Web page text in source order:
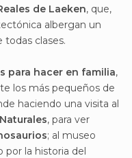
de Laeken, que,
albergan un
clases.
para hacer en familia,
los más pequeños de
haciendo una visita al
, para ver
; al museo
por la historia del